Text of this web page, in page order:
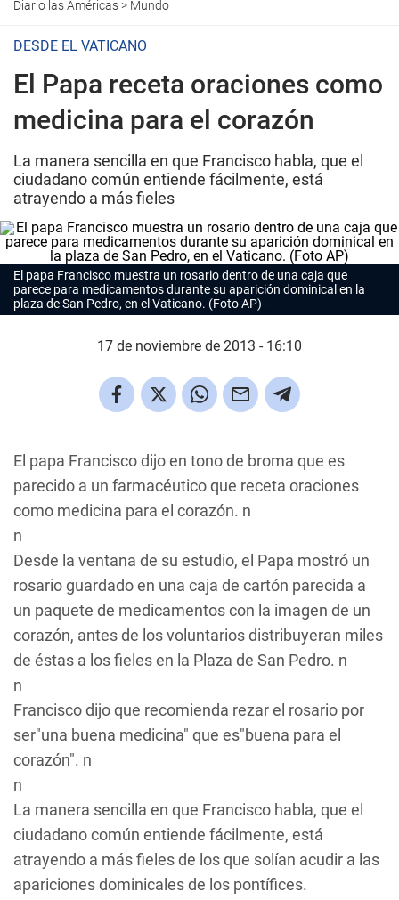
Diario las Américas> Mundo
DESDE EL VATICANO
El Papa receta oraciones como
medicina para el corazón
La manera sencilla en que Francisco habla, que el
ciudadano común entiende fácilmente, está
atrayendo a más fieles
El papa Francisco muestra un rosario dentro de una caja que
parece para medicamentos durante su aparición dominical en la
plaza de San Pedro, en el Vaticano. (Foto AP)
17 de noviembre de 2013 - 16:10
El papa Francisco dijo en tono de broma que es
parecido a un farmacéutico que receta oraciones
como medicina para el corazón. n
n
Desde la ventana de su estudio, el Papa mostró un
rosario guardado en una caja de cartón parecida a
un paquete de medicamentos con la imagen de un
corazón, antes de los voluntarios distribuyeran miles
de éstas a los fieles en la Plaza de San Pedro. n
n
Francisco dijo que recomienda rezar el rosario por
ser"una buena medicina" que es"buena para el
corazón". n
n
La manera sencilla en que Francisco habla, que el
ciudadano común entiende fácilmente, está
atrayendo a más fieles de los que solían acudir a las
apariciones dominicales de los pontífices.